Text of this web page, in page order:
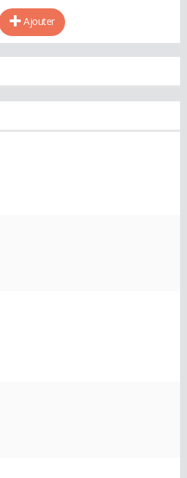
Ajouter